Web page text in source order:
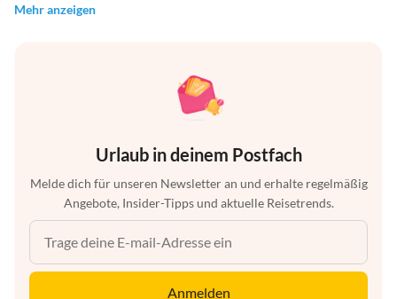
Mehr anzeigen
Urlaub in deinem Postfach
Melde dich für unseren Newsletter an und erhalte regelmäßig
Angebote, Insider-Tipps und aktuelle Reisetrends.
Anmelden